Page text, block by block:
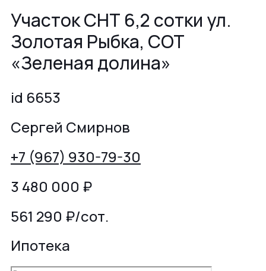
Участок СНТ 6,2 сотки ул.
Золотая Рыбка, СОТ
«Зеленая долина»
id 6653
Сергей Смирнов
+7 (967) 930-79-30
3 480 000 ₽
561 290 ₽/сот.
Ипотека